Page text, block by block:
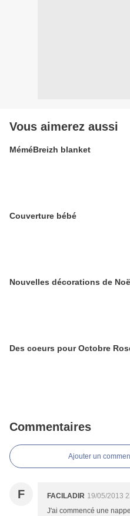
Vous aimerez aussi
MéméBreizh blanket
Couverture bébé
Nouvelles décorations de
Des coeurs pour Octobre
Commentaires
Ajouter un
F FACILADIR 19/05/2013
J'ai commencé une